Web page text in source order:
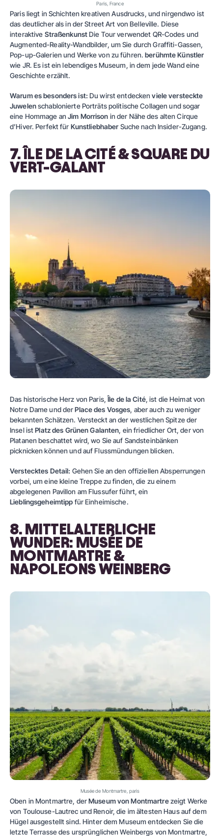
Paris, France
Paris liegt in Schichten kreativen Ausdrucks, und nirgendwo ist
das deutlicher als in der Street Art von Belleville. Diese
interaktive StraßenkunstDie Tour verwendet QR-Codes und
Augmented-Reality-Wandbilder, um Sie durch Graffiti-Gassen,
Pop-up-Galerien und Werke von zu führen.berühmte Künstler
wie JR. Es ist ein lebendiges Museum, in dem jede Wand eine
Geschichte erzählt.
Warum es besonders ist: Du wirst entdeckenviele versteckte
Juwelenschablonierte Porträts politische Collagen und sogar
eine Hommage anJim Morrison in der Nähe des alten Cirque
d’Hiver. Perfekt für Kunstliebhaber Suche nach Insider-Zugang.
7. ÎLE DE LA CITÉ & SQUARE DU
VERT-GALANT
Das historische Herz von Paris,Île de la Cité, ist die Heimat von
Notre Dame und derPlace des Vosges, aber auch zu weniger
bekannten Schätzen. Versteckt an der westlichen Spitze der
Insel istPlatz des Grünen Galanten, ein friedlicher Ort, der von
Platanen beschattet wird, wo Sie auf Sandsteinbänken
picknicken können und auf Flussmündungen blicken.
Verstecktes Detail: Gehen Sie an den offiziellen Absperrungen
vorbei, um eine kleine Treppe zu finden, die zu einem
abgelegenen Pavillon am Flussufer führt, ein
Lieblingsgeheimtipp für Einheimische.
8. MITTELALTERLICHE
WUNDER: MUSÉE DE
MONTMARTRE &
NAPOLEONS WEINBERG
Musée de Montmartre, paris
Oben in Montmartre, derMuseum von Montmartrezeigt Werke
von Toulouse-Lautrec und Renoir, die im ältesten Haus auf dem
Hügel ausgestellt sind. Hinter dem Museum entdecken Sie die
letzte Terrasse des ursprünglichen Weinbergs von Montmartre,